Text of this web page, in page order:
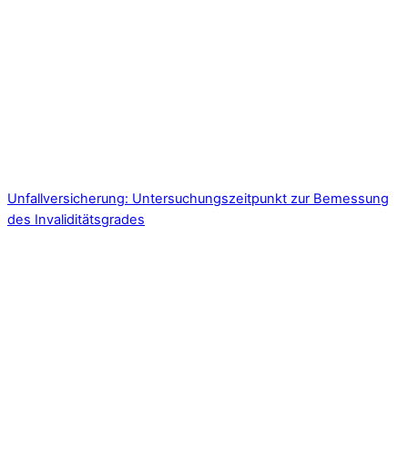
Unfallversicherung: Untersuchungszeitpunkt zur Bemessung
des Invaliditätsgrades